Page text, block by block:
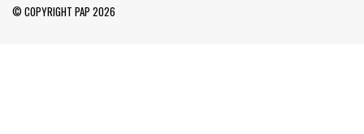
© COPYRIGHT PAP 2026